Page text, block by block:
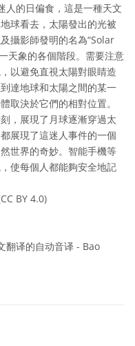
人的日偏食，這是一種天文
球看去，太陽發出的光被
攝影師發明的名為“Solar
天象的各個階段。需要注意
以避免直視太陽對眼睛造
達地球和太陽之間的某一
取決於它們的相對位置。
，展現了月球逐漸穿過太
展現了這迷人事件的一個
世界的奇妙。智能手機等
使每個人都能夠安全地記
BY 4.0)
翻译的自动音译 - Bao